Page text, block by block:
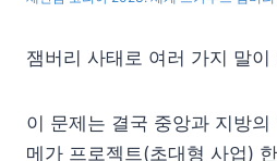
잼버리 사태로 여러 가지 말이
이 문제는 결국 중앙과 지방
메가 프로젝트(초대형 사업)